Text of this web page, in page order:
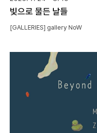
빛으로 물든 날들
[GALLERIES] gallery NoW